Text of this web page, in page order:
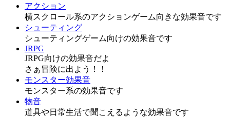
アクション
横スクロール系のアクションゲーム向きな効果音です
シューティング
シューティングゲーム向けの効果音です
JRPG
JRPG向けの効果音だよ
さぁ冒険に出よう！！
モンスター効果音
モンスター系の効果音です
物音
道具や日常生活で聞こえるような効果音です